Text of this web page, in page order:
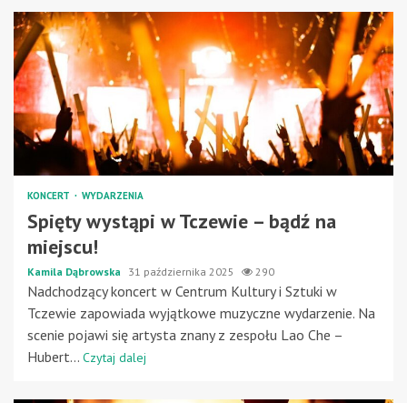
KONCERT WYDARZENIA
Spięty wystąpi w Tczewie – bądź na
miejscu!
Kamila Dąbrowska 31 października 2025 290
Nadchodzący koncert w Centrum Kultury i Sztuki w
Tczewie zapowiada wyjątkowe muzyczne wydarzenie. Na
scenie pojawi się artysta znany z zespołu Lao Che –
Hubert... Czytaj dalej